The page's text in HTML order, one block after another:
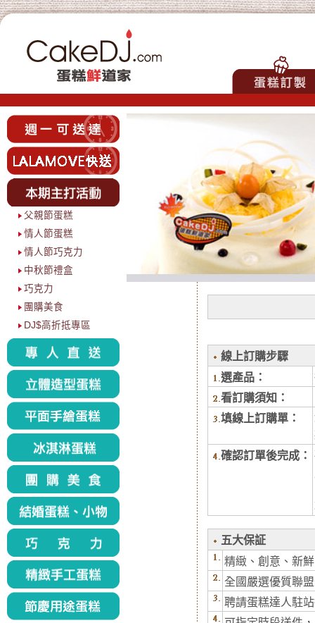
父親節蛋糕
情人節蛋糕
情人節巧克力
中秋節禮盒
巧克力
團購美食
DJ$高折抵專區
線上訂購步驟
選產品：
看訂購須知：
填線上訂購單：
確認訂單後完成：
五大保証
精緻、創意、新
全國嚴選優質聯
聘請蛋糕達人駐